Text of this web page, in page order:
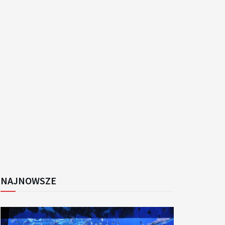
NAJNOWSZE